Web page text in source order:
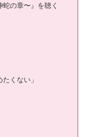
の章〜』を聴く
くない」